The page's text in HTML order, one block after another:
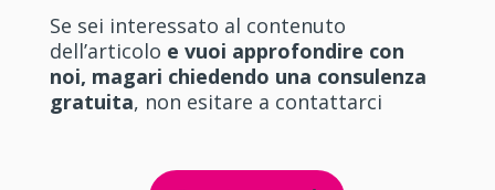
Se sei interessato al contenuto
dell’articolo e vuoi approfondire con
noi, magari chiedendo una consulenza
gratuita, non esitare a contattarci